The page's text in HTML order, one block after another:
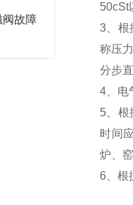
阀故障
50cSt
3、根
称压
分步
4、电
5、根
时间
炉、
6、根